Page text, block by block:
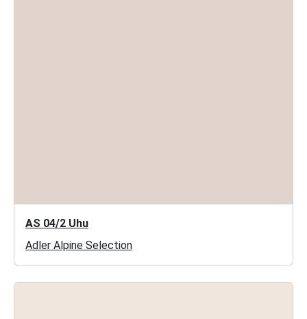
AS 04/2 Uhu
Adler Alpine Selection